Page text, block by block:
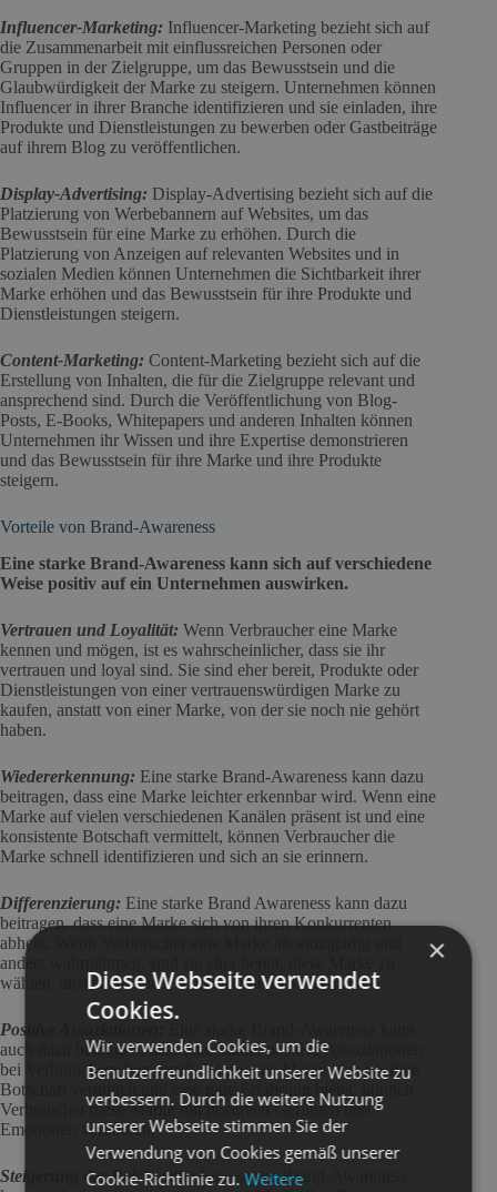
Influencer-Marketing: Influencer-Marketing bezieht sich auf
die Zusammenarbeit mit einflussreichen Personen oder
Gruppen in der Zielgruppe, um das Bewusstsein und die
Glaubwürdigkeit der Marke zu steigern. Unternehmen können
Influencer in ihrer Branche identifizieren und sie einladen, ihre
Produkte und Dienstleistungen zu bewerben oder Gastbeiträge
auf ihrem Blog zu veröffentlichen.
Display-Advertising: Display-Advertising bezieht sich auf die
Platzierung von Werbebannern auf Websites, um das
Bewusstsein für eine Marke zu erhöhen. Durch die
Platzierung von Anzeigen auf relevanten Websites und in
sozialen Medien können Unternehmen die Sichtbarkeit ihrer
Marke erhöhen und das Bewusstsein für ihre Produkte und
Dienstleistungen steigern.
Content-Marketing: Content-Marketing bezieht sich auf die
Erstellung von Inhalten, die für die Zielgruppe relevant und
ansprechend sind. Durch die Veröffentlichung von Blog-
Posts, E-Books, Whitepapers und anderen Inhalten können
Unternehmen ihr Wissen und ihre Expertise demonstrieren
und das Bewusstsein für ihre Marke und ihre Produkte
steigern.
Vorteile von Brand-Awareness
Eine starke Brand-Awareness kann sich auf verschiedene
Weise positiv auf ein Unternehmen auswirken.
Vertrauen und Loyalität: Wenn Verbraucher eine Marke
kennen und mögen, ist es wahrscheinlicher, dass sie ihr
vertrauen und loyal sind. Sie sind eher bereit, Produkte oder
Dienstleistungen von einer vertrauenswürdigen Marke zu
kaufen, anstatt von einer Marke, von der sie noch nie gehört
haben.
Wiedererkennung: Eine starke Brand-Awareness kann dazu
beitragen, dass eine Marke leichter erkennbar wird. Wenn eine
Marke auf vielen verschiedenen Kanälen präsent ist und eine
konsistente Botschaft vermittelt, können Verbraucher die
Marke schnell identifizieren und sich an sie erinnern.
Differenzierung: Eine starke Brand Awareness kann dazu
beitragen, dass eine Marke sich von ihren Konkurrenten
abhebt. Wenn Verbraucher eine Marke als einzigartig und
anders wahrnehmen, sind sie eher bereit, diese Marke zu
wählen, anstatt zu einem Konkurrenten zu wechseln.
Positive Assoziationen:
auch dazu beitragen, dass eine Marke positive Assoziationen
bei Verbrauchern hervorruft. Wenn eine Marke eine positive
Botschaft vermittelt und eine gute Erfahrung bietet, können
Verbraucher diese Marke mit positiven Gefühlen und
Emotionen verbinden.
Steigerung der Reichweite:Eine starke Brand-Awareness
×
Diese Webseite verwendet
Cookies.
Wir verwenden Cookies, um die
Benutzerfreundlichkeit unserer Website zu
verbessern. Durch die weitere Nutzung
unserer Webseite stimmen Sie der
Verwendung von Cookies gemäß unserer
Cookie-Richtlinie zu.Weitere